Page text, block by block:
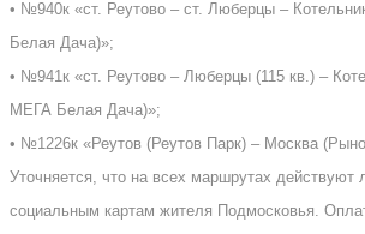
• №940к «ст. Реутово – ст. Люберцы –
Белая Дача)»;
• №941к «ст. Реутово – Люберцы (115 кв.) –
МЕГА Белая Дача)»;
• №1226к «Реутов (Реутов Парк) – Москва
Уточняется, что на всех маршрутах действуют
социальным картам жителя Подмосковья.